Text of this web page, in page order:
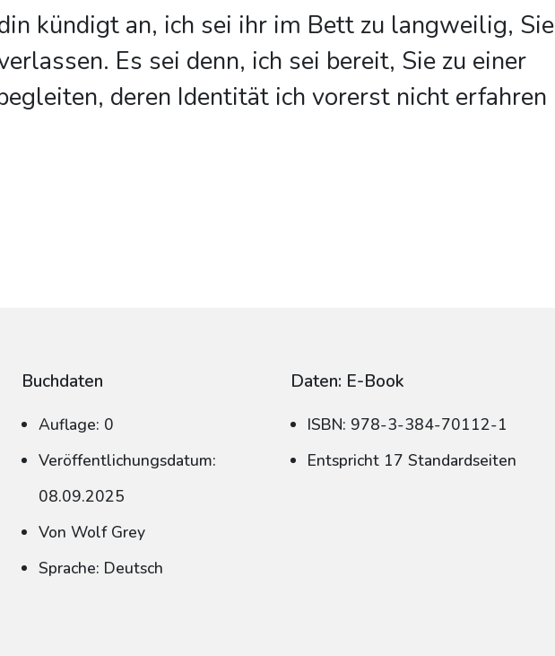
kündigt an, ich sei ihr im Bett zu langweilig, Sie
Es sei denn, ich sei bereit, Sie zu einer
deren Identität ich vorerst nicht erfahren
Buchdaten
Auflage: 0
Veröffentlichungsdatum:
08.09.2025
Von Wolf Grey
Sprache: Deutsch
Daten: E-Book
ISBN: 978-3-384-70112-1
Entspricht 17 Standardseiten